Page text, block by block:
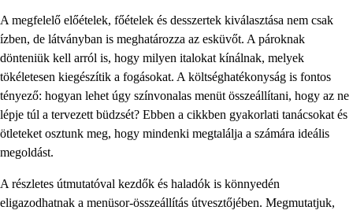
A megfelelő előételek, főételek és desszertek kiválasztása nem csak
ízben, de látványban is meghatározza az esküvőt. A pároknak
dönteniük kell arról is, hogy milyen italokat kínálnak, melyek
tökéletesen kiegészítik a fogásokat. A költséghatékonyság is fontos
tényező: hogyan lehet úgy színvonalas menüt összeállítani, hogy az ne
lépje túl a tervezett büdzsét? Ebben a cikkben gyakorlati tanácsokat és
ötleteket osztunk meg, hogy mindenki megtalálja a számára ideális
megoldást.
A részletes útmutatóval kezdők és haladók is könnyedén
eligazodhatnak a menüsor-összeállítás útvesztőjében. Megmutatjuk,